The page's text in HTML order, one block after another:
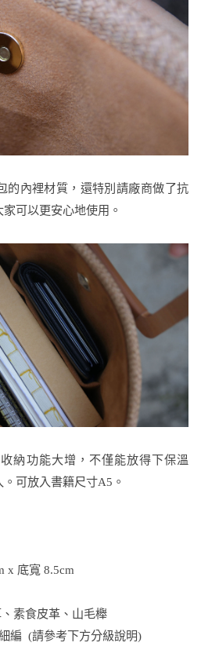
的內裡材質，還特別請廠商做了抗
可以更安心地使用。
納功能大增，不僅能放得下保溫
可放入書籍尺寸A5。
x 底寬 8.5cm
素食皮革、山毛櫸
編 (請參考下方分級說明)